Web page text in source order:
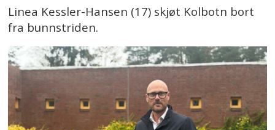
Linea Kessler-Hansen (17) skjøt Kolbotn bort
fra bunnstriden.